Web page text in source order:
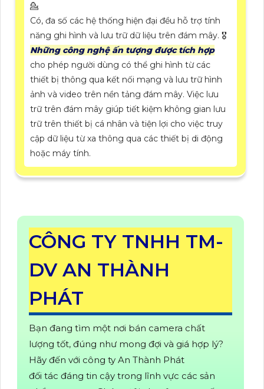
💁
Có, đa số các hệ thống hiện đại đều hỗ trợ tính
năng ghi hình và lưu trữ dữ liệu trên đám mây. 🎖️
Những công nghệ ấn tượng được tích hợp
cho phép người dùng có thể ghi hình từ các
thiết bị thông qua kết nối mạng và lưu trữ hình
ảnh và video trên nền tảng đám mây. Việc lưu
trữ trên đám mây giúp tiết kiệm không gian lưu
trữ trên thiết bị cá nhân và tiện lợi cho việc truy
cập dữ liệu từ xa thông qua các thiết bị di động
hoặc máy tính.
CÔNG TY TNHH TM-
DV AN THÀNH
PHÁT
Bạn đang tìm một nơi bán camera chất
lượng tốt, đúng như mong đợi và giá hợp lý?
Hãy đến với công ty An Thành Phát
đối tác đáng tin cậy trong lĩnh vực các sản